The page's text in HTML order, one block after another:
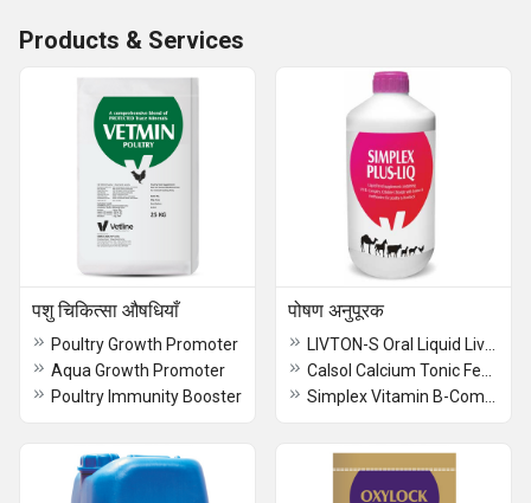
Products & Services
पशु चिकित्सा औषधियाँ
Poultry Growth Promoter
Aqua Growth Promoter
Poultry Immunity Booster
पोषण अनुपूरक